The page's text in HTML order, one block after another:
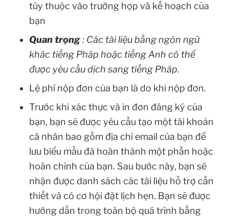
tùy thuộc vào trường hợp và kế hoạch của
bạn
Quan trọng: Các tài liệu bằng ngôn ngữ
khác tiếng Pháp hoặc tiếng Anh có thể
được yêu cầu dịch sang tiếng Pháp.
Lệ phí nộp đơn của bạn là do khi nộp đơn.
Trước khi xác thực và in đơn đăng ký của
bạn, bạn sẽ được yêu cầu tạo một tài khoản
cá nhân bao gồm địa chỉ email của bạn để
lưu biểu mẫu đã hoàn thành một phần hoặc
hoàn chỉnh của bạn. Sau bước này, bạn sẽ
nhận được danh sách các tài liệu hỗ trợ cần
thiết và có cơ hội đặt lịch hẹn. Bạn sẽ được
hướng dẫn trong toàn bộ quá trình bằng